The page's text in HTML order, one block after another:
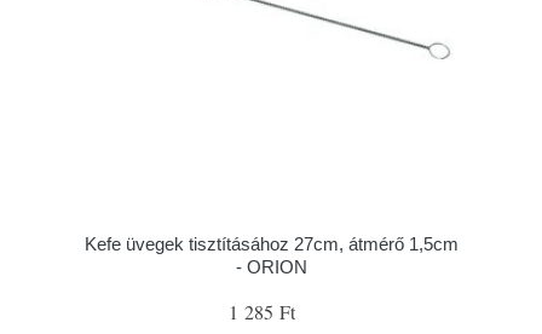
Kefe üvegek tisztításához 27cm, átmérő 1,5cm
- ORION
1 285 Ft